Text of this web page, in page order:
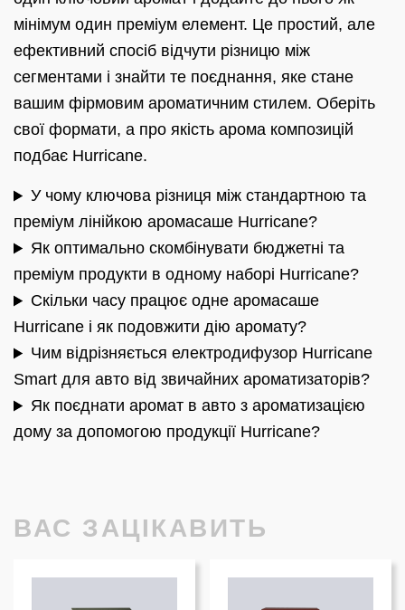
мінімум один преміум елемент. Це простий, але
ефективний спосіб відчути різницю між
сегментами і знайти те поєднання, яке стане
вашим фірмовим ароматичним стилем. Оберіть
свої формати, а про якість арома композицій
подбає Hurricane.
У чому ключова різниця між стандартною та
преміум лінійкою аромасаше Hurricane?
Як оптимально скомбінувати бюджетні та
преміум продукти в одному наборі Hurricane?
Скільки часу працює одне аромасаше
Hurricane і як подовжити дію аромату?
Чим відрізняється електродифузор Hurricane
Smart для авто від звичайних ароматизаторів?
Як поєднати аромат в авто з ароматизацією
дому за допомогою продукції Hurricane?
ВАС ЗАЦІКАВИТЬ